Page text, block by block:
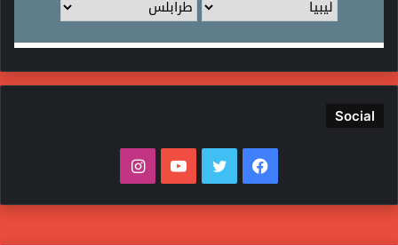
Social
فيسبوك تويتر يوتيوبانستقرام